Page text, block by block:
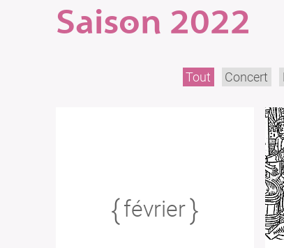
Saison 2022
Tout Concert
février